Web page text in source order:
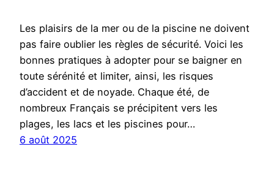
Les plaisirs de la mer ou de la piscine ne doivent
pas faire oublier les règles de sécurité. Voici les
bonnes pratiques à adopter pour se baigner en
toute sérénité et limiter, ainsi, les risques
d’accident et de noyade. Chaque été, de
nombreux Français se précipitent vers les
plages, les lacs et les piscines pour…
6 août 2025